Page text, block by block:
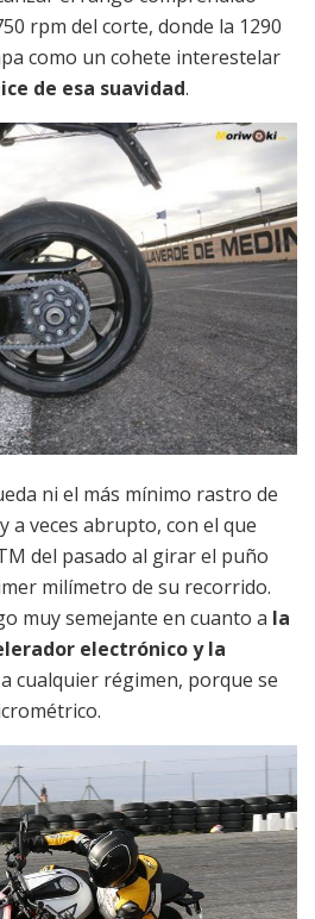
rpm del corte, donde la 1290
como un cohete interestelar
de esa suavidad.
ni el más mínimo rastro de
a veces abrupto, con el que
del pasado al girar el puño
milímetro de su recorrido.
muy semejante en cuanto a la
electrónico y la
a cualquier régimen, porque se